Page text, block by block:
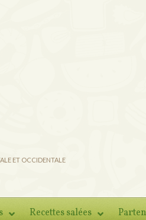
ET OCCIDENTALE
Recettes salées